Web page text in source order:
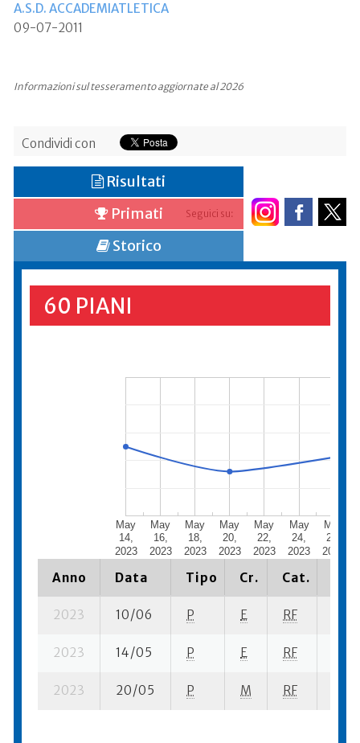
A.S.D. ACCADEMIATLETICA
09-07-2011
Informazioni sul tesseramento aggiornate al 2026
Condividi con
Seguici su:
Risultati
Primati
Storico
60 PIANI
May
14,
2023
May
16,
2023
May
18,
2023
May
20,
2023
May
22,
2023
May
24,
2023
May
26,
2023
Anno Data Tipo Cr. Cat.
2023 10/06 P E RF
2023 14/05 P E RF
2023 20/05 P M RF